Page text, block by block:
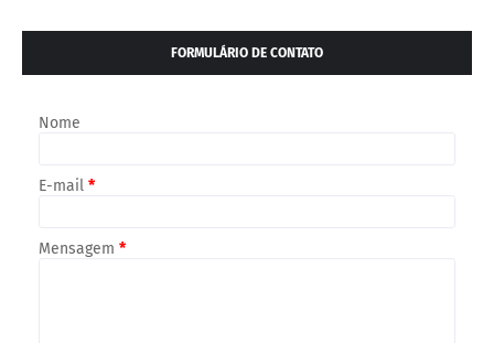
FORMULÁRIO DE CONTATO
Nome
E-mail *
Mensagem *